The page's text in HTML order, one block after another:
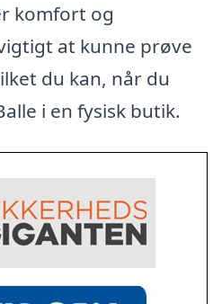
komfort og
at kunne prøve
du kan, når du
i en fysisk butik.